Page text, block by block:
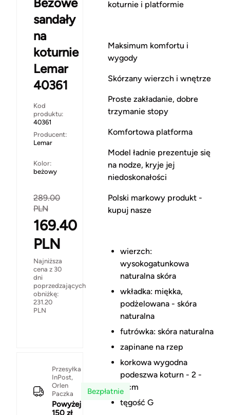
sandały
na
koturnie
Lemar
40361
Kod
produktu:
40361
Producent:
Lemar
Kolor:
beżowy
289.00
PLN
169.40
PLN
Najniższa
cena z 30
dni
poprzedzających
obniżkę:
231.20
PLN
Przesyłka
InPost,
Orlen
Paczka
Powyżej
150 zł
Bezpłatnie
koturnie i platformie
Maksimum komfortu i
wygody
Skórzany wierzch i wnętrze
Proste zakładanie, dobre
trzymanie stopy
Komfortowa platforma
Model ładnie prezentuje się
na nodze, kryje jej
niedoskonałości
Polski markowy produkt -
kupuj nasze
wierzch:
wysokogatunkowa
naturalna skóra
wkładka: miękka,
podżelowana - skóra
naturalna
futrówka: skóra naturalna
zapinane na rzep
korkowa wygodna
podeszwa koturn - 2 -
6 cm
tęgość G